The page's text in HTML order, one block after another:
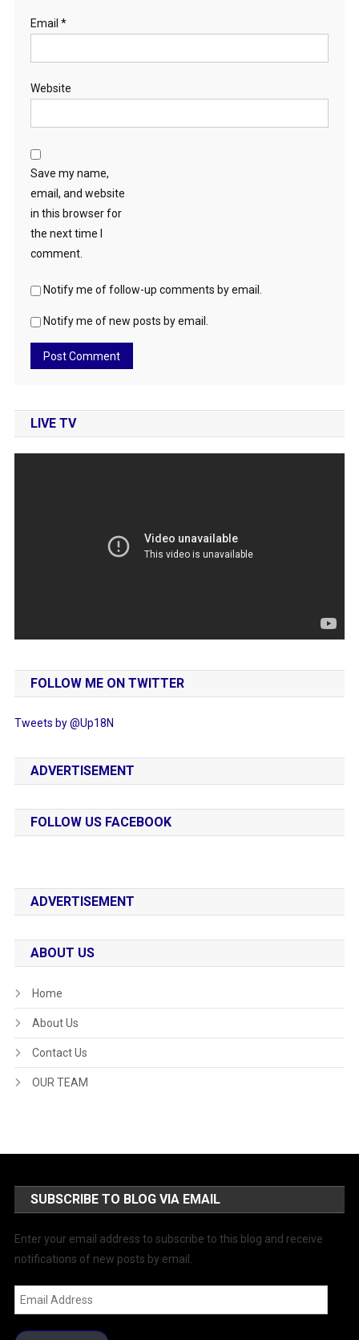
Email *
Website
Save my name,
email, and website
in this browser for
the next time I
comment.
Notify me of follow-up comments by email.
Notify me of new posts by email.
LIVE TV
FOLLOW ME ON TWITTER
Tweets by @Up18N
ADVERTISEMENT
FOLLOW US FACEBOOK
ADVERTISEMENT
ABOUT US
Home
About Us
Contact Us
OUR TEAM
SUBSCRIBE TO BLOG VIA EMAIL
Enter your email address to subscribe to this blog and receive
notifications of new posts by email.
Email
Address